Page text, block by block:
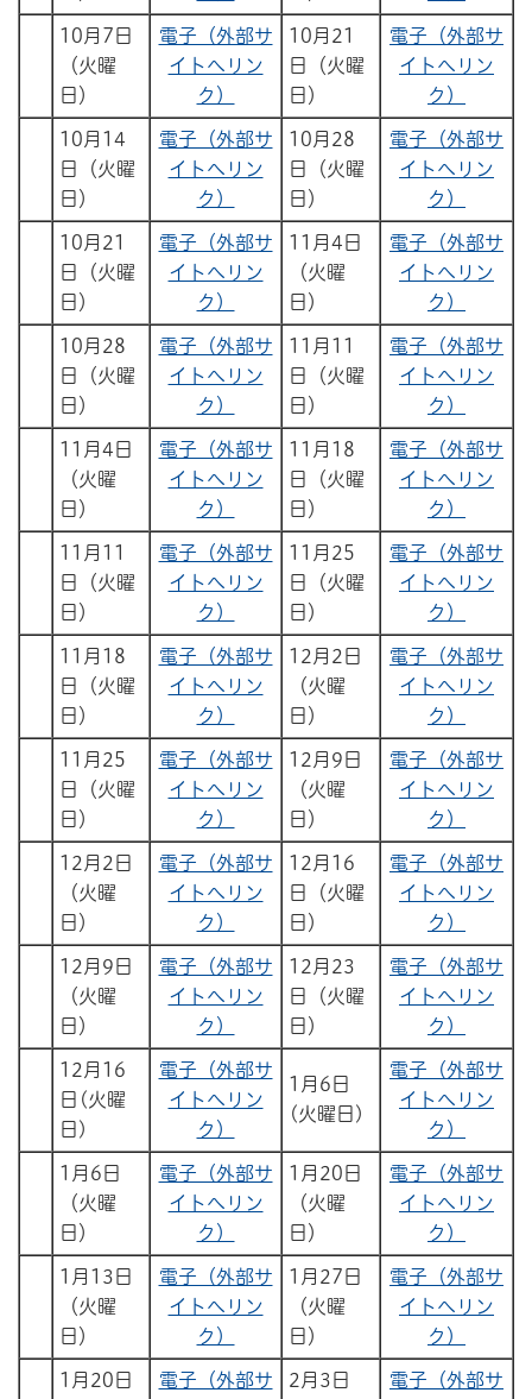
10月7日
（火曜
日）
電子（外部サ
イトへリン
ク）
10月21
日（火曜
日）
電子（外部サ
イトへリン
ク）
10月14
日（火曜
日）
電子（外部サ
イトへリン
ク）
10月28
日（火曜
日）
電子（外部サ
イトへリン
ク）
10月21
日（火曜
日）
電子（外部サ
イトへリン
ク）
11月4日
（火曜
日）
電子（外部サ
イトへリン
ク）
10月28
日（火曜
日）
電子（外部サ
イトへリン
ク）
11月11
日（火曜
日）
電子（外部サ
イトへリン
ク）
11月4日
（火曜
日）
電子（外部サ
イトへリン
ク）
11月18
日（火曜
日）
電子（外部サ
イトへリン
ク）
11月11
日（火曜
日）
電子（外部サ
イトへリン
ク）
11月25
日（火曜
日）
電子（外部サ
イトへリン
ク）
11月18
日（火曜
日）
電子（外部サ
イトへリン
ク）
12月2日
（火曜
日）
電子（外部サ
イトへリン
ク）
11月25
日（火曜
日）
電子（外部サ
イトへリン
ク）
12月9日
（火曜
日）
電子（外部サ
イトへリン
ク）
12月2日
（火曜
日）
電子（外部サ
イトへリン
ク）
12月16
日（火曜
日）
電子（外部サ
イトへリン
ク）
12月9日
（火曜
日）
電子（外部サ
イトへリン
ク）
12月23
日（火曜
日）
電子（外部サ
イトへリン
ク）
12月16
日(火曜
日)
電子（外部サ
イトへリン
ク）
1月6日
(火曜日)
電子（外部サ
イトへリン
ク）
1月6日
（火曜
日）
電子（外部サ
イトへリン
ク）
1月20日
（火曜
日）
電子（外部サ
イトへリン
ク）
1月13日
（火曜
日）
電子（外部サ
イトへリン
ク）
1月27日
（火曜
日）
電子（外部サ
イトへリン
ク）
1月20日
電子（外部サ
2月3日
電子（外部サ